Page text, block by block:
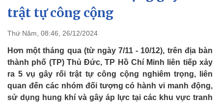
Quốc hội
Nhận diện sự thật
trật tự công cộng
Thứ Năm, 08:46, 26/12/2024
Hơn một tháng qua (từ ngày 7/11 - 10/12), trên địa bàn
thành phố (TP) Thủ Đức, TP Hồ Chí Minh liên tiếp xảy
ra 5 vụ gây rối trật tự công cộng nghiêm trọng, liên
quan đến các nhóm đối tượng có hành vi manh động,
sử dụng hung khí và gây áp lực tại các khu vực tranh